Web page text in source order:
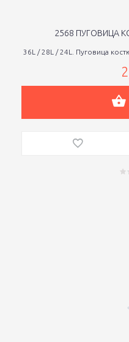
2568 ПУГОВИЦА
36L / 28L / 24L. Пуговица